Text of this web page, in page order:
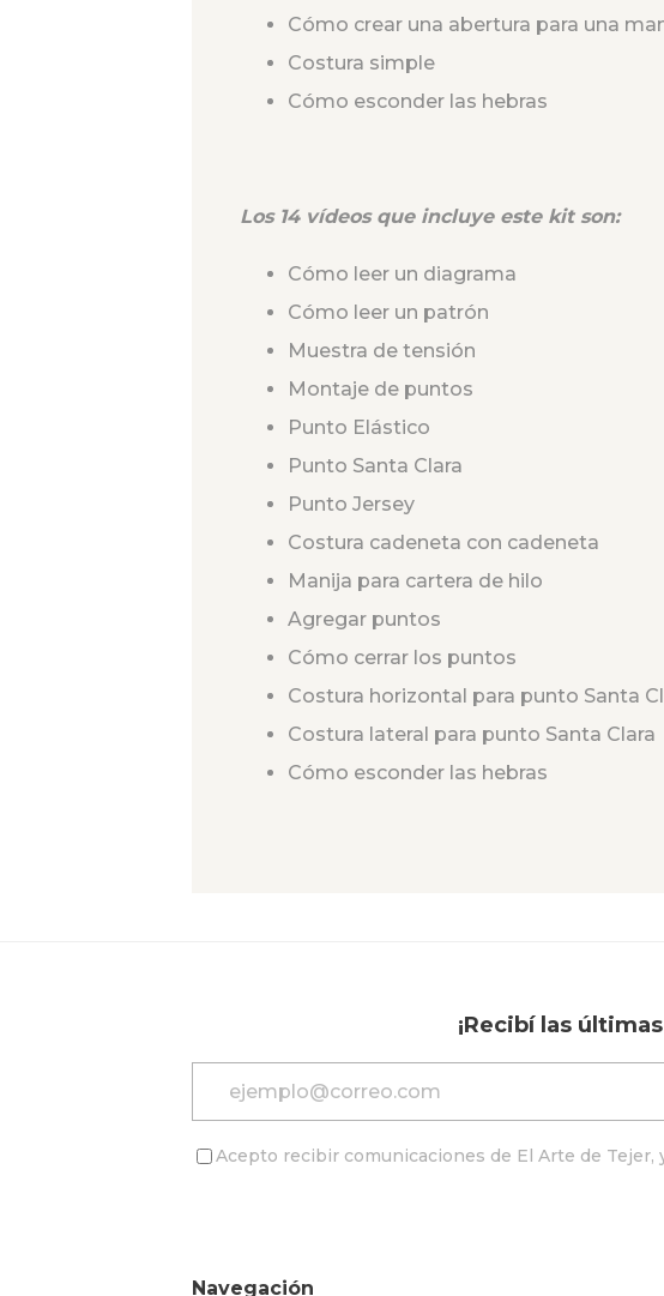
Cómo crear una abertura para una
Costura simple
Cómo esconder las hebras
Los 14 vídeos que incluye este kit son:
Cómo leer un diagrama
Cómo leer un patrón
Muestra de tensión
Montaje de puntos
Punto Elástico
Punto Santa Clara
Punto Jersey
Costura cadeneta con cadeneta
Manija para cartera de hilo
Agregar puntos
Cómo cerrar los puntos
Costura horizontal para punto Santa
Costura lateral para punto Santa Clara
Cómo esconder las hebras
¡Recibí las
Acepto recibir comunicaciones de El Arte de Tejer,
Navegación